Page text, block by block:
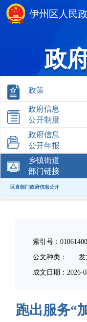
伊州区人民
政
政策
政府信息
公开制度
政府信息
公开年报
乡镇街道
部门链接
区直部门政府信息公开
索引号：
公文种类： 发
成文日期： 2026-
跑出服务“